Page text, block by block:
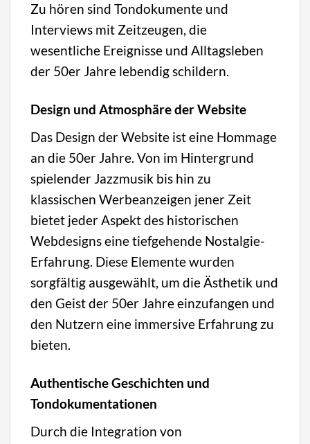
Zu hören sind Tondokumente und
Interviews mit Zeitzeugen, die
wesentliche Ereignisse und Alltagsleben
der 50er Jahre lebendig schildern.
Design und Atmosphäre der Website
Das Design der Website ist eine Hommage
an die 50er Jahre. Von im Hintergrund
spielender Jazzmusik bis hin zu
klassischen Werbeanzeigen jener Zeit
bietet jeder Aspekt des historischen
Webdesigns eine tiefgehende Nostalgie-
Erfahrung. Diese Elemente wurden
sorgfältig ausgewählt, um die Ästhetik und
den Geist der 50er Jahre einzufangen und
den Nutzern eine immersive Erfahrung zu
bieten.
Authentische Geschichten und
Tondokumentationen
Durch die Integration von